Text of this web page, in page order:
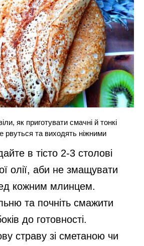
як приготувати смачні й тонкі
рвуться та виходять ніжними
в тісто 2-3 столові
олії, аби не змащувати
кожним млинцем.
та почніть смажити
до готовності.
страву зі сметаною чи